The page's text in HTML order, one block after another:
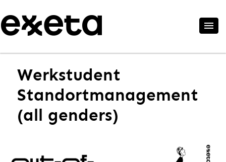
Werkstudent
Standortmanagement
(all genders)